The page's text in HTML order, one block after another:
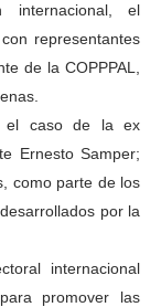
internacional, el
representantes
de la COPPPAL,
el caso de la ex
Ernesto Samper;
como parte de los
por la
internacional
promover las